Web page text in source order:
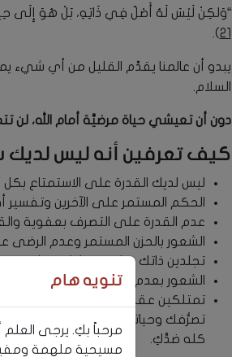
“وَلكِنْ لَيْسَ لَهُ أَصْلٌ فِي ذَاتِهِ، بَلْ هُوَ إِلَى
21
).
يبدو أن عالمنا يقدِّم القليل من أي شيء
السلام.
دون أن تعيشي حياة مرضيَّة أمام الله، لن
كيف تعرفين أنه ليس لديك
ليس لديك القدرة على الاستمتاع بكل
الحكم المستمر على الآخرين وتفسير
عدم القدرة على التصرف بعفوية
الشعور بالحزن المستمر وعدم الرضى
تجلدين ذاتك وتلومينها باستمرار.
الشعور بعدم امتلاك الطاقة في
تمتلكين عقلية الضحية التي تعيقك عن
تصرُّفك وحياتك، فلا تتعلَّمين تحمُّل
كله ضدَّكِ.
تنويه هام
مرحباً بكِ. يرجى
مسيحية ملهمة